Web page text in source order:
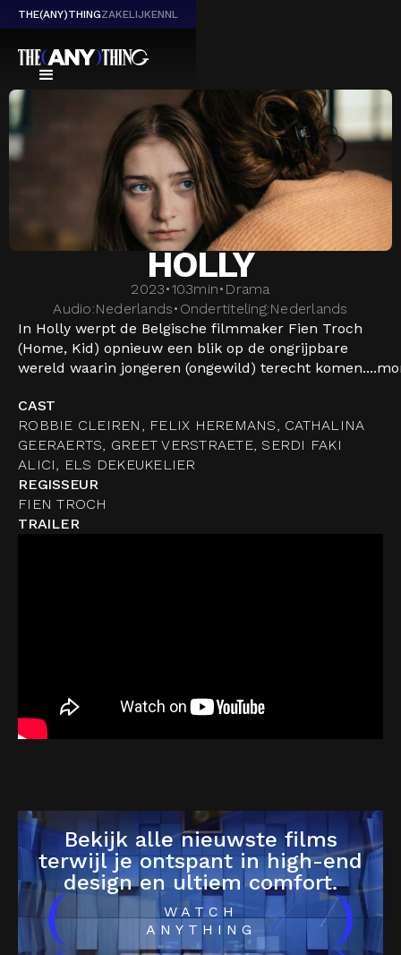
THE(ANY)THINGZAKELIJKENNL
HOLLY
2023•103min• Drama
Audio:Nederlands• Ondertiteling:Nederlands
In Holly werpt de Belgische filmmaker Fien Troch
(Home, Kid) opnieuw een blik op de ongrijpbare
wereld waarin jongeren (ongewild) terecht komen....
CAST
ROBBIE CLEIREN, FELIX HEREMANS, CATHALINA
GEERAERTS, GREET VERSTRAETE, SERDI FAKI
ALICI, ELS DEKEUKELIER
REGISSEUR
FIEN TROCH
TRAILER
Bekijk alle nieuwste films
terwijl je ontspant in high-end
design en ultiem comfort.
(
WATCH
ANYTHING
)